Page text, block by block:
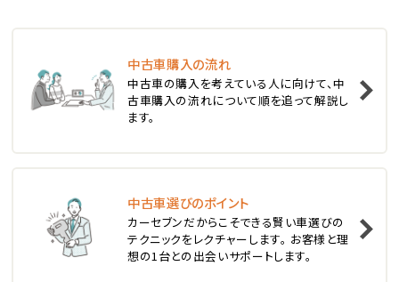
1位
2位
スバル
レガシィツーリングワゴン
中古車購入の流れ
中古車の購入を考えている人に向けて、中
古車購入の流れについて順を追って解説し
ます。
中古車選びのポイント
カーセブンだからこそできる賢い車選びの
テクニックをレクチャーします。 お客様と理
想の1台との出会いサポートします。